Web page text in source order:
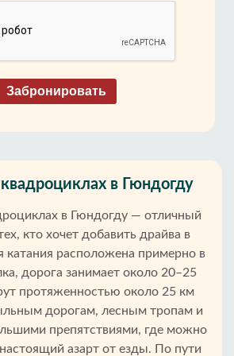
Забронировать
в Гюндогду
в Гюндогду — отличный
кто хочет добавить драйва в
катания расположена примерно в
дорога занимает около 20–25
протяженностью около 25 км
дорогам, лесным тропам и
препятствиями, где можно
азарт от езды. По пути